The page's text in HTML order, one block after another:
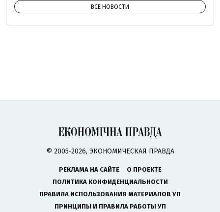
ВСЕ НОВОСТИ
© 2005-2026, ЭКОНОМИЧЕСКАЯ ПРАВДА
РЕКЛАМА НА САЙТЕ
О ПРОЕКТЕ
ПОЛИТИКА КОНФИДЕНЦИАЛЬНОСТИ
ПРАВИЛА ИСПОЛЬЗОВАНИЯ МАТЕРИАЛОВ УП
ПРИНЦИПЫ И ПРАВИЛА РАБОТЫ УП